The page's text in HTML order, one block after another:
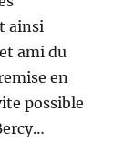
ainsi
ami du
en
possible